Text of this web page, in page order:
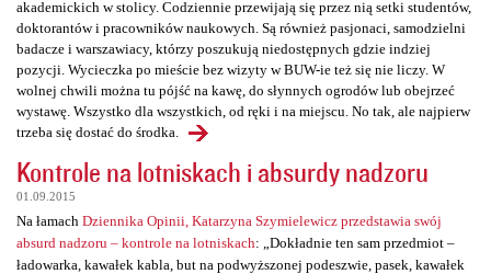
akademickich w stolicy. Codziennie przewijają się przez nią setki studentów,
doktorantów i pracowników naukowych. Są również pasjonaci, samodzielni
badacze i warszawiacy, którzy poszukują niedostępnych gdzie indziej
pozycji. Wycieczka po mieście bez wizyty w BUW-ie też się nie liczy. W
wolnej chwili można tu pójść na kawę, do słynnych ogrodów lub obejrzeć
wystawę. Wszystko dla wszystkich, od ręki i na miejscu. No tak, ale najpierw
trzeba się dostać do środka.
Kontrole na lotniskach i absurdy nadzoru
01.09.2015
Na łamach Dziennika Opinii, Katarzyna Szymielewicz przedstawia swój
absurd nadzoru – kontrole na lotniskach: „Dokładnie ten sam przedmiot –
ładowarka, kawałek kabla, but na podwyższonej podeszwie, pasek, kawałek